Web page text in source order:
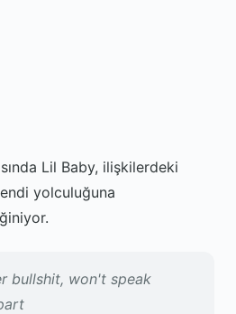
Lil Baby, ilişkilerdeki
yolculuğuna
bullshit, won't speak